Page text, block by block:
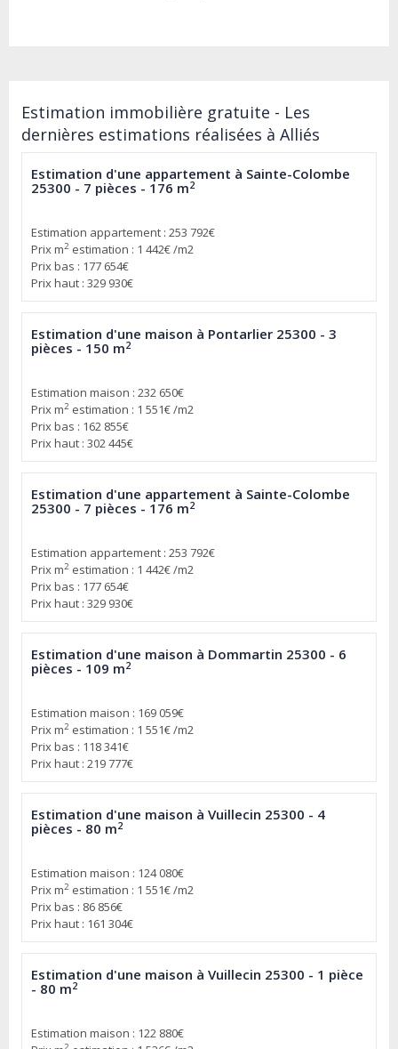
Estimation immobilière gratuite - Les
dernières estimations réalisées à Alliés
Estimation d'une appartement à Sainte-Colombe
25300 - 7 pièces - 176 m2
Estimation appartement : 253 792€
Prix m2 estimation : 1 442€ /m2
Prix bas : 177 654€
Prix haut : 329 930€
Estimation d'une maison à Pontarlier 25300 - 3
pièces - 150 m2
Estimation maison : 232 650€
Prix m2 estimation : 1 551€ /m2
Prix bas : 162 855€
Prix haut : 302 445€
Estimation d'une appartement à Sainte-Colombe
25300 - 7 pièces - 176 m2
Estimation appartement : 253 792€
Prix m2 estimation : 1 442€ /m2
Prix bas : 177 654€
Prix haut : 329 930€
Estimation d'une maison à Dommartin 25300 - 6
pièces - 109 m2
Estimation maison : 169 059€
Prix m2 estimation : 1 551€ /m2
Prix bas : 118 341€
Prix haut : 219 777€
Estimation d'une maison à Vuillecin 25300 - 4
pièces - 80 m2
Estimation maison : 124 080€
Prix m2 estimation : 1 551€ /m2
Prix bas : 86 856€
Prix haut : 161 304€
Estimation d'une maison à Vuillecin 25300 - 1 pièce
- 80 m2
Estimation maison : 122 880€